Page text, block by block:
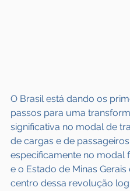
O Brasil está dando os
passos para uma
significativa no modal de
de cargas e de
especificamente no modal
e o Estado de Minas Gerais
centro dessa revolução